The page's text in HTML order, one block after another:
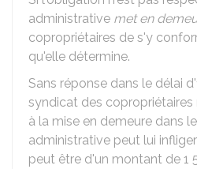
administrative met en
copropriétaires de s'y
qu'elle détermine.
Sans réponse dans le délai
syndicat des
à la mise en demeure dans
administrative peut lui
peut être d'un montant de 1